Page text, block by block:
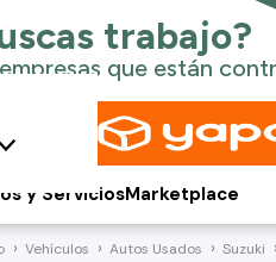
y ServiciosMarketplace
Vehículos Autos Usados Suzuki